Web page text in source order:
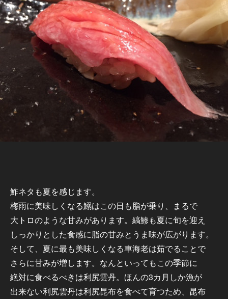
鮓ネタも夏を感じます。
梅雨に美味しくなる鰯はこの日も脂が乗り、まるで
大トロのような甘みがあります。縞鯵も夏に旬を迎え
しっかりとした食感に脂の甘みとうま味が広がります。
そして、夏に最も美味しくなる車海老は茹でることで
さらに甘みが増します。なんといってもこの季節に
絶対に食べるべきは利尻雲丹。ほんの3カ月しか漁が
出来ない利尻雲丹は利尻昆布を食べて育つため、昆布